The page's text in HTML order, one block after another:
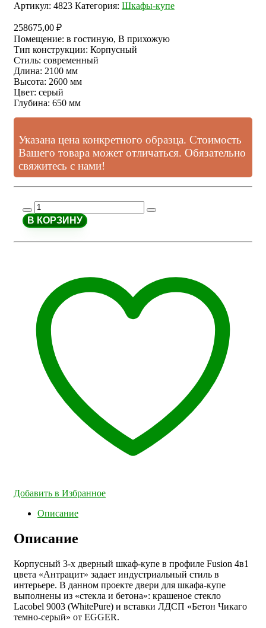
Артикул: 4823 Категория: Шкафы-купе
258675,00 ₽
Помещение: в гостиную, В прихожую
Тип конструкции: Корпусный
Стиль: современный
Длина: 2100 мм
Высота: 2600 мм
Цвет: серый
Глубина: 650 мм
Указана цена конкретного образца. Стоимость
Вашего товара может отличаться. Обязательно
свяжитесь с нами!
В КОРЗИНУ
Добавить в Избранное
Описание
Описание
Корпусный 3-х дверный шкаф-купе в профиле Fusion 4в1
цвета «Антрацит» задает индустриальный стиль в
интерьере. В данном проекте двери для шкафа-купе
выполнены из «стекла и бетона»: крашеное стекло
Lacobel 9003 (WhitePure) и вставки ЛДСП «Бетон Чикаго
темно-серый» от EGGER.